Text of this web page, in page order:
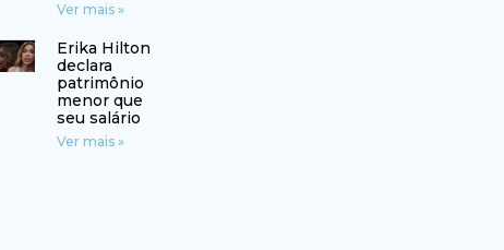
Ver mais »
Erika Hilton
declara
patrimônio
menor que
seu salário
Ver mais »